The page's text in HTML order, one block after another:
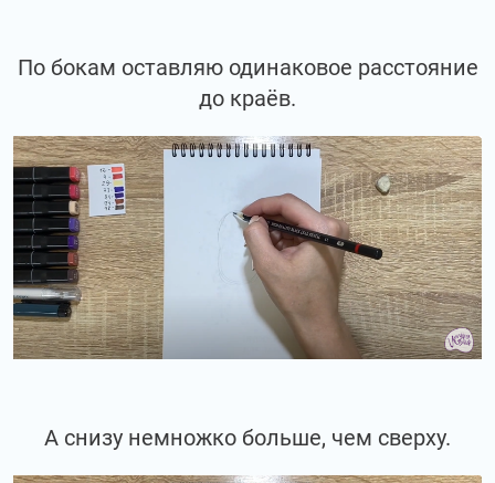
По бокам оставляю одинаковое расстояние
до краёв.
А снизу немножко больше, чем сверху.